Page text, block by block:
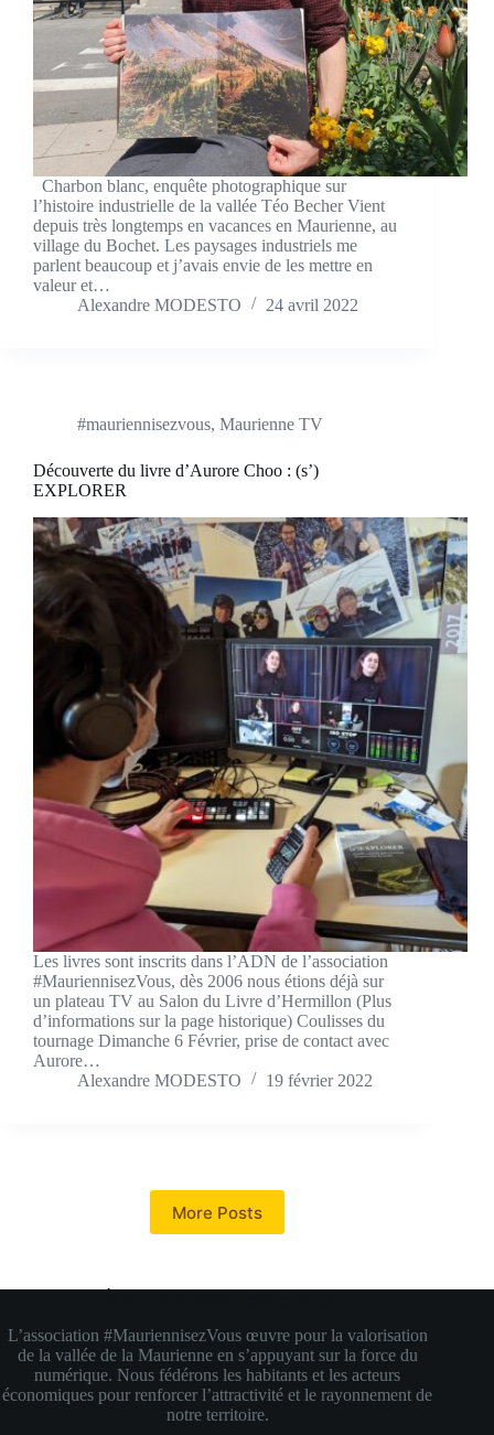
Charbon blanc, enquête photographique sur
l’histoire industrielle de la vallée Téo Becher Vient
depuis très longtemps en vacances en Maurienne, au
village du Bochet. Les paysages industriels me
parlent beaucoup et j’avais envie de les mettre en
valeur et…
Alexandre MODESTO
24 avril 2022
#mauriennisezvous, Maurienne TV
Découverte du livre d’Aurore Choo : (s’)
EXPLORER
Les livres sont inscrits dans l’ADN de l’association
#MauriennisezVous, dès 2006 nous étions déjà sur
un plateau TV au Salon du Livre d’Hermillon (Plus
d’informations sur la page historique) Coulisses du
tournage Dimanche 6 Février, prise de contact avec
Aurore…
Alexandre MODESTO
19 février 2022
More Posts
L’association #MauriennisezVous œuvre pour la valorisation
de la vallée de la Maurienne en s’appuyant sur la force du
numérique. Nous fédérons les habitants et les acteurs
économiques pour renforcer l’attractivité et le rayonnement de
notre territoire.